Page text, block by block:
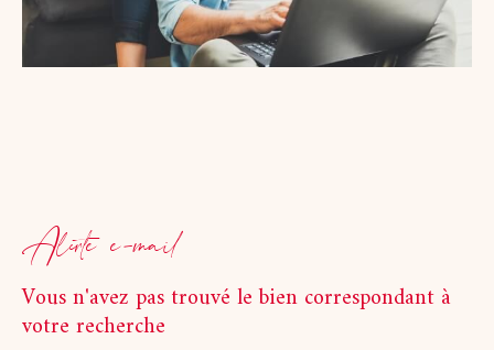
Alerte e-mail
Vous n'avez pas trouvé le bien correspondant à
votre recherche